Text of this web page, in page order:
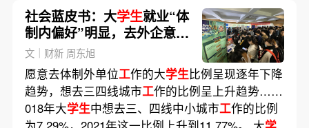
社会蓝皮书：大学生就业“体
制内偏好”明显，去外企意愿
下降
文｜财新 周东旭
愿意去体制外单位工作的大学生比例呈现逐年下降
趋势，想去三四线城市工作的比例呈上升趋势……
018年大学生中想去三、四线中小城市工作的比例